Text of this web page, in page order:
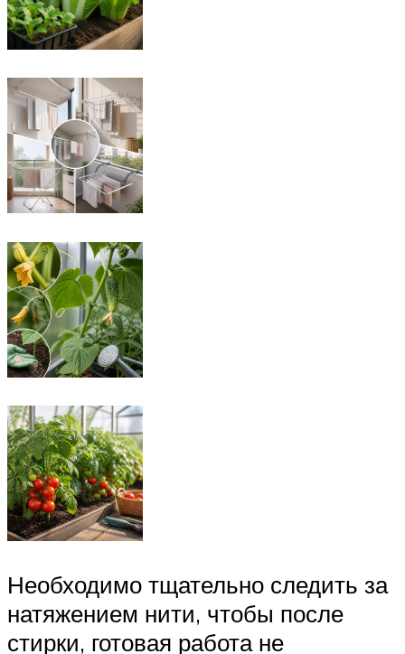
Необходимо тщательно следить за
натяжением нити, чтобы после
стирки, готовая работа не